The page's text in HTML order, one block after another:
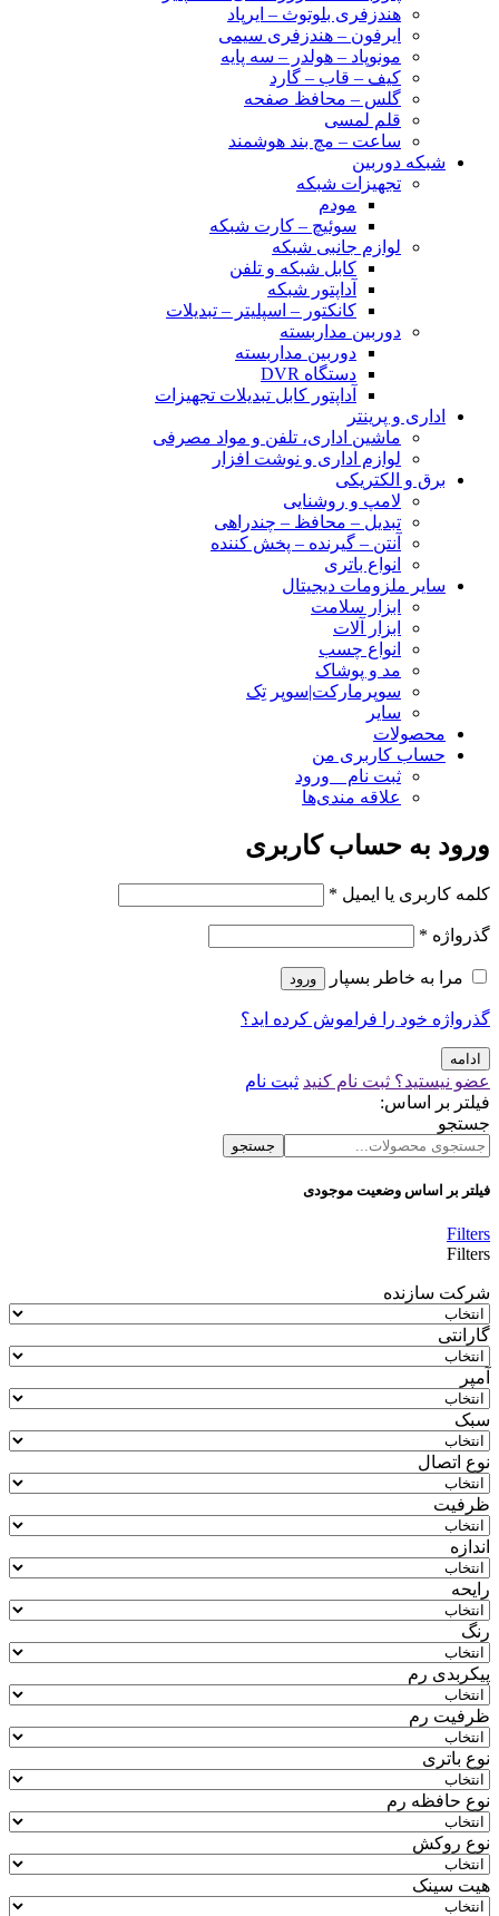
هندزفری بلوتوث – ایرپاد
ایرفون – هندزفری سیمی
مونوپاد – هولدر – سه پایه
کیف – قاب – گارد
گلس – محافظ صفحه
قلم لمسی
ساعت – مچ بند هوشمند
شبکه دوربین
تجهیزات شبکه
مودم
سوئیچ – کارت شبکه
لوازم جانبی شبکه
کابل شبکه و تلفن
آداپتور شبکه
کانکتور – اسپلیتر – تبدیلات
دوربین مداربسته
دوربین مداربسته
دستگاه DVR
آداپتور کابل تبدیلات تجهیزات
اداری و پرینتر
ماشین اداری، تلفن و مواد مصرفی
لوازم اداری و نوشت افزار
برق و الکتریکی
لامپ و روشنایی
تبدیل – محافظ – چندراهی
آنتن – گیرنده – پخش کننده
انواع باتری
سایر ملزومات دیجیتال
ابزار سلامت
ابزار آلات
انواع چسب
مد و پوشاک
سوپرمارکت|سوپر تِک
سایر
محصولات
حساب کاربری من
ثبت نام _ ورود
علاقه مندی‌ها
ورود به حساب کاربری
کلمه کاربری یا ایمیل *
گذرواژه *
مرا به خاطر بسپار ورود
گذرواژه خود را فراموش کرده اید؟
ادامه
عضو نیستید؟ ثبت نام کنید ثبت نام
فیلتر بر اساس:
جستجو
جستجو
فیلتر بر اساس وضعیت موجودی
Filters
Filters
شرکت سازنده
گارانتی
آمپر
سبک
نوع اتصال
ظرفیت
اندازه
رایحه
رنگ
پیکربدی رم
ظرفیت رم
نوع باتری
نوع حافظه رم
نوع روکش
هیت سینک